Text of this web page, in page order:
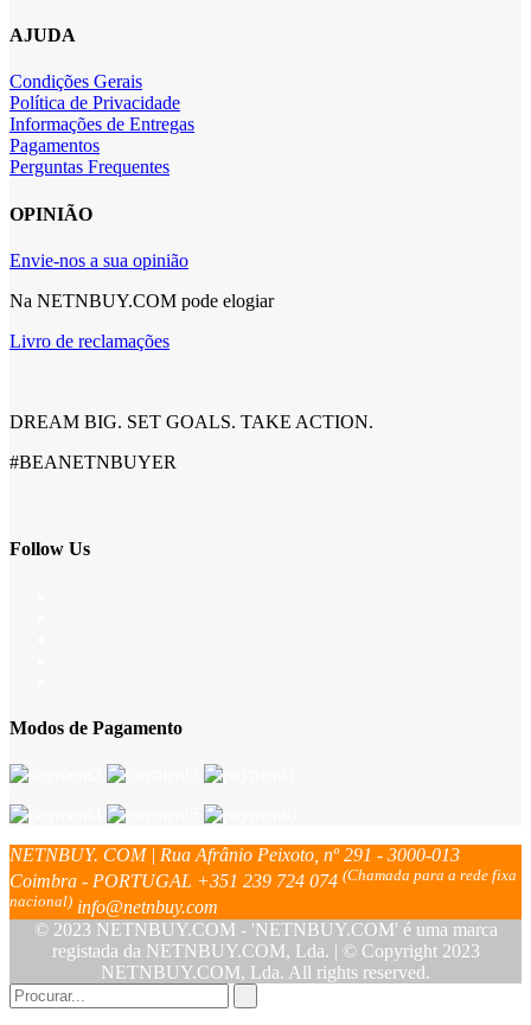
AJUDA
Condições Gerais
Política de Privacidade
Informações de Entregas
Pagamentos
Perguntas Frequentes
OPINIÃO
Envie-nos a sua opinião
Na NETNBUY.COM pode elogiar
Livro de reclamações
DREAM BIG. SET GOALS. TAKE ACTION.
#BEANETNBUYER
Follow Us
Modos de Pagamento
NETNBUY. COM | Rua Afrânio Peixoto, nº 291 - 3000-013
Coimbra - PORTUGAL +351 239 724 074 (Chamada para a rede fixa
nacional) info@netnbuy.com
© 2023 NETNBUY.COM - 'NETNBUY.COM' é uma marca
registada da NETNBUY.COM, Lda. | © Copyright 2023
NETNBUY.COM, Lda. All rights reserved.